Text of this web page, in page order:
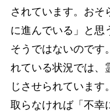
されています。おそ
に進んでいる」と思
そうではないのです
れている状況では、
じさせられています
取らなければ「不幸